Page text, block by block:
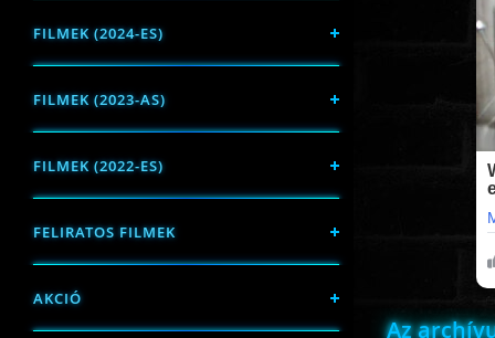
FILMEK (2024-ES)
FILMEK (2023-AS)
FILMEK (2022-ES)
FELIRATOS FILMEK
AKCIÓ
Az